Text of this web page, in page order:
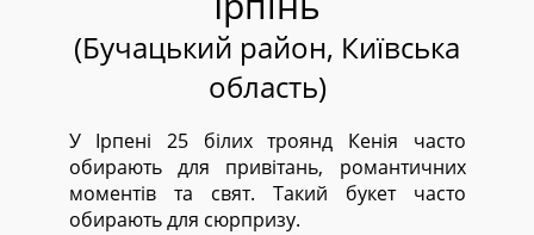
(Бучацький район, Київська
область)
У Ірпені 25 білих троянд Кенія часто
обирають для привітань, романтичних
моментів та свят. Такий букет часто
обирають для сюрпризу.